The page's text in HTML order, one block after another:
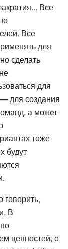
Все
Все
для
сделать
для
для создания
а может
тоже
будут
В
ценностей, о